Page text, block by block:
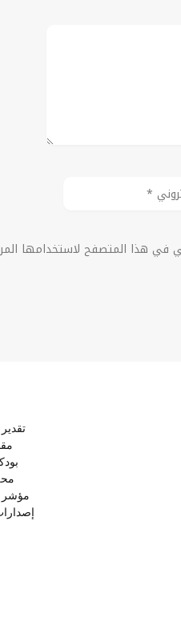
في هذا المتصفح لاستخدامها